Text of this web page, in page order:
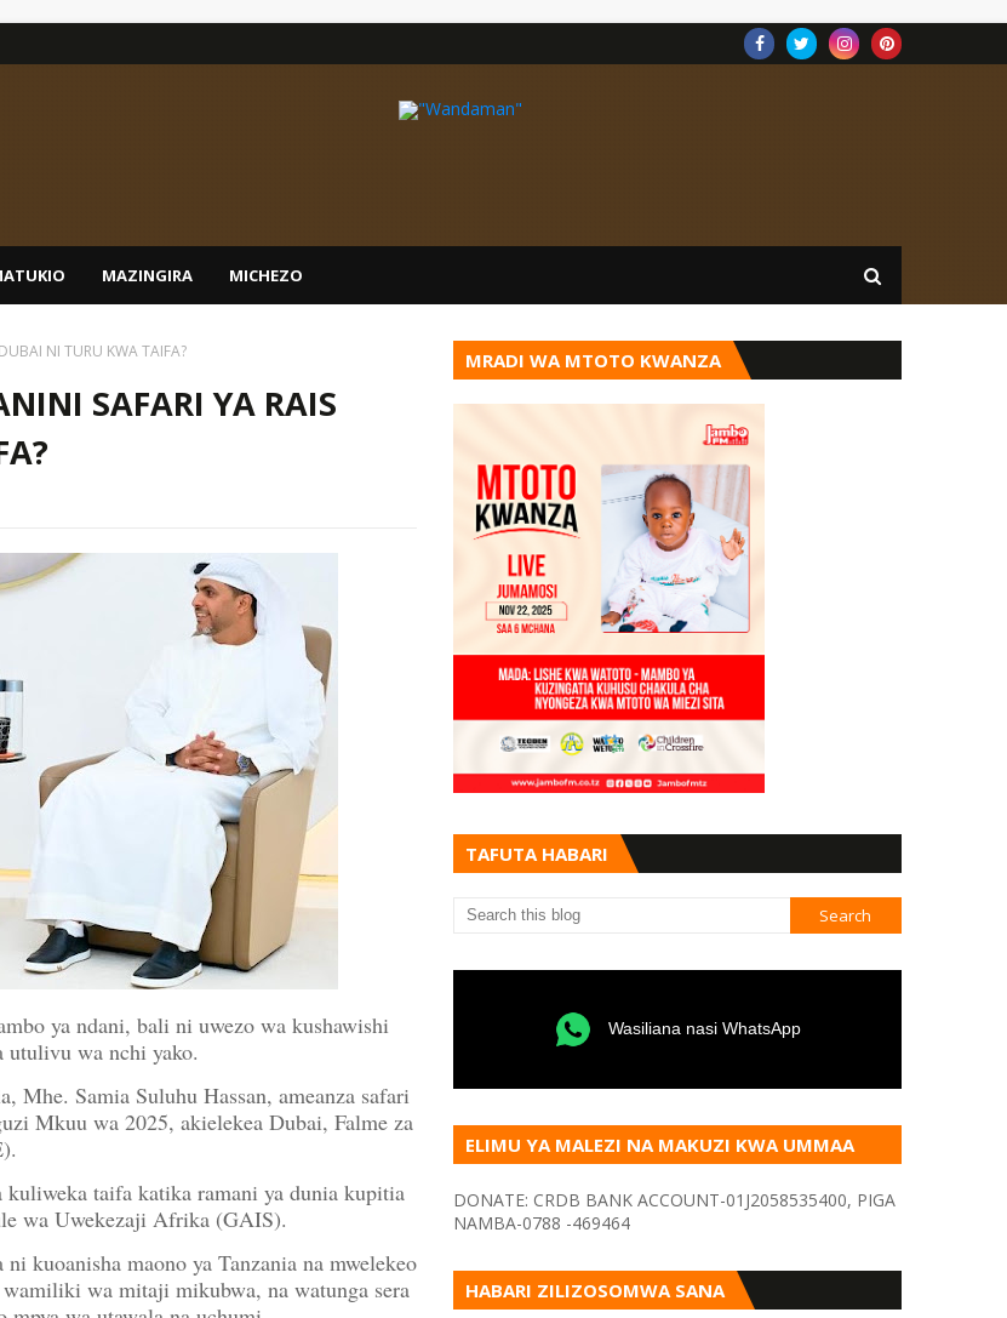
MAZINGIRA MICHEZO
NI TURU KWA TAIFA?
SAFARI YA RAIS
ya ndani, bali ni uwezo wa kushawishi
utulivu wa nchi yako.
Mhe. Samia Suluhu Hassan, ameanza safari
Mkuu wa 2025, akielekea Dubai, Falme za
taifa katika ramani ya dunia kupitia
wa Uwekezaji Afrika (GAIS).
kuoanisha maono ya Tanzania na mwelekeo
wa mitaji mikubwa, na watunga sera
MRADI WA MTOTO KWANZA
TAFUTA HABARI
Wasiliana nasi WhatsApp
ELIMU YA MALEZI NA MAKUZI KWA UMMAA
DONATE: CRDB BANK ACCOUNT-01J2058535400, PIGA
NAMBA-0788 -469464
HABARI ZILIZOSOMWA SANA